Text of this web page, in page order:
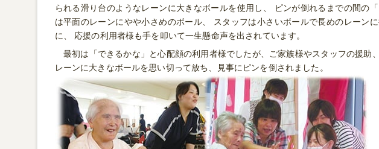
られる滑り台のようなレーンに大きなボールを使用し、 ピンが倒れるまでの間の
は平面のレーンにやや小さめのボール、 スタッフは小さいボールで長めのレーン
に、 応援の利用者様も手を叩いて一生懸命声を出されています。
最初は「できるかな」と心配顔の利用者様でしたが、ご家族様やスタッフの援助
レーンに大きなボールを思い切って放ち、見事にピンを倒されました。